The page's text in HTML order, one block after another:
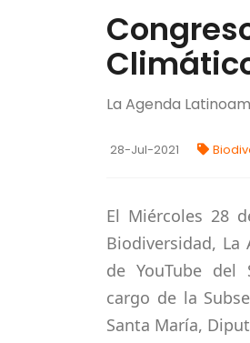
La Agenda
28-Jul-2021
El Miércoles 28
Biodiversidad, La
de YouTube del
cargo dela
Santa María,